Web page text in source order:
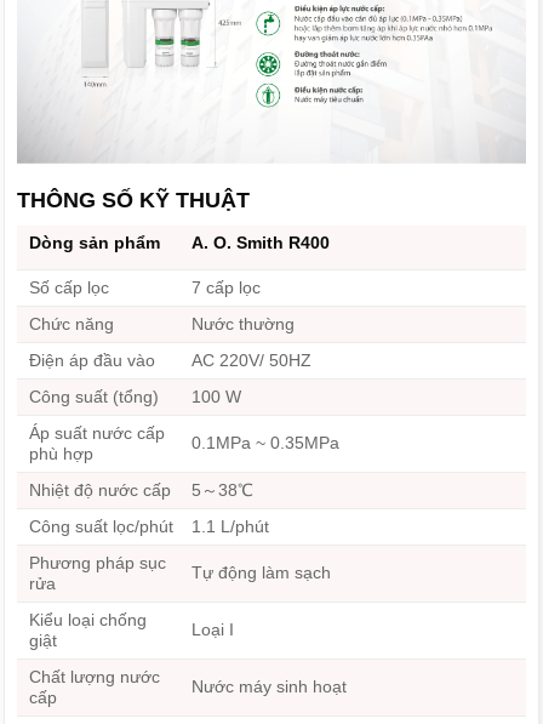
THÔNG SỐ KỸ THUẬT
Dòng sản phẩm A. O. Smith R400
Số cấp lọc
7 cấp lọc
Chức năng
Nước thường
Điện áp đầu vào
AC 220V/ 50HZ
Công suất (tổng)
100 W
Áp suất nước cấp
phù hợp
0.1MPa ~ 0.35MPa
Nhiệt độ nước cấp
5～38℃
Công suất lọc/phút
1.1 L/phút
Phương pháp sục
rửa
Tự động làm sạch
Kiểu loại chống
giật
Loại I
Chất lượng nước
cấp
Nước máy sinh hoạt